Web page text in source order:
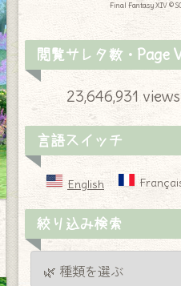
Final Fantasy XIV ©
閲覧サレタ数・Page
23,646,931 views
言語スイッチ
English
絞り込み検索